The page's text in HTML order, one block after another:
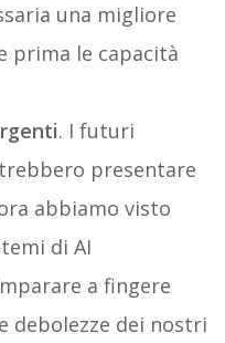
una migliore
prima le capacità
. I futuri
presentare
abbiamo visto
di AI
a fingere
debolezze dei nostri